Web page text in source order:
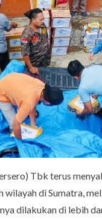
Tbk terus
di Sumatra,
dilakukan di lebih